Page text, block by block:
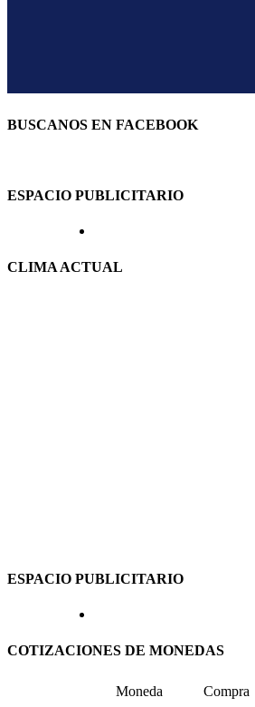
BUSCANOS EN FACEBOOK
ESPACIO PUBLICITARIO
CLIMA ACTUAL
ESPACIO PUBLICITARIO
COTIZACIONES DE MONEDAS
Moneda Compra